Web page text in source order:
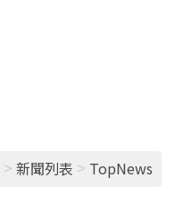
> 新聞列表 > TopNews